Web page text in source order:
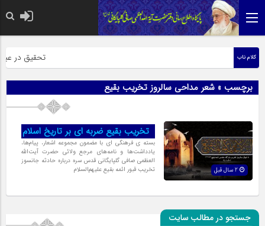
کلام ناب تحقیق در
برچسب » شعر مداحی سالروز تخریب بقیع
تخریب بقیع ضربه ای بر تاریخ اسلام
بسته ی فرهنگی ای با مضمون مجموعه اشعار، پیام‌ها،
یادداشت‌ها و نامه‌های مرجع ولائی حضرت آیت‌الله
العظمی صافی گلپایگانی قدس سره درباره حادثه جانسوز
تخریب قبور ائمه بقیع علیهم‌السلام
جستجو در مطالب سایت